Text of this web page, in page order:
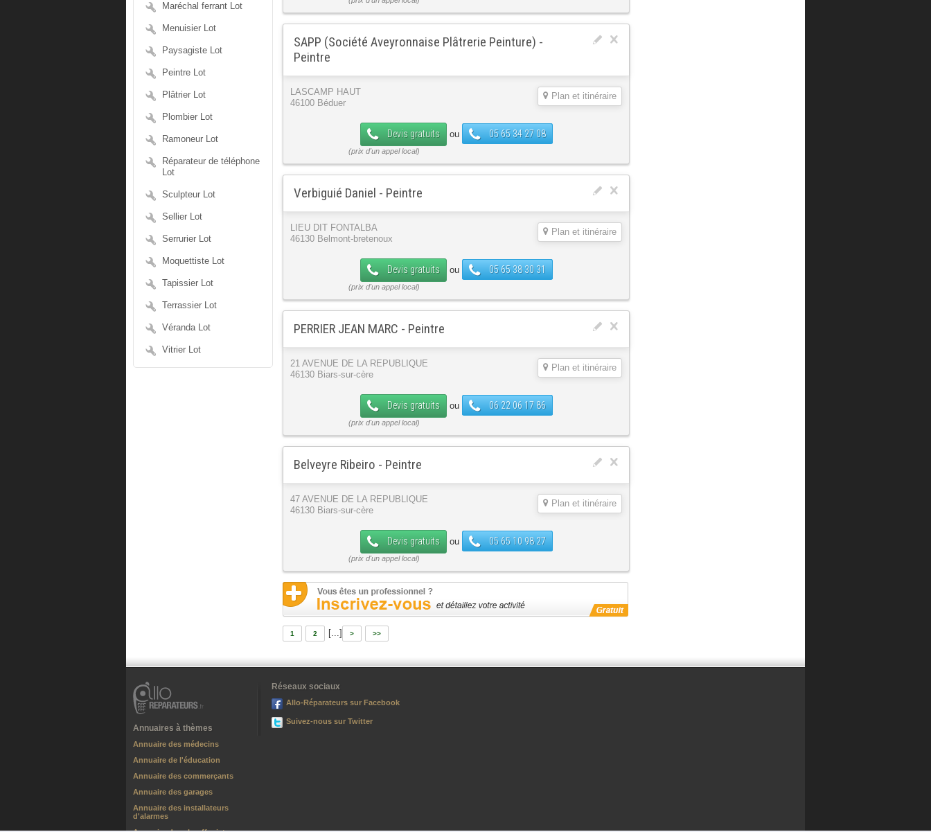
Maréchal ferrant Lot
Menuisier Lot
Paysagiste Lot
Peintre Lot
Plâtrier Lot
Plombier Lot
Ramoneur Lot
Réparateur de téléphone
Lot
Sculpteur Lot
Sellier Lot
Serrurier Lot
Moquettiste Lot
Tapissier Lot
Terrassier Lot
Véranda Lot
Vitrier Lot
SAPP (Société Aveyronnaise Plâtrerie Peinture) -
Peintre
Plan et itinéraire
LASCAMP HAUT
46100 Béduer
Devis gratuits ou 05 65 34 27 08
Verbiguié Daniel - Peintre
Plan et itinéraire
LIEU DIT FONTALBA
46130 Belmont-bretenoux
Devis gratuits ou 05 65 38 30 31
PERRIER JEAN MARC - Peintre
Plan et itinéraire
21 AVENUE DE LA REPUBLIQUE
46130 Biars-sur-cère
Devis gratuits ou 06 22 06 17 86
Belveyre Ribeiro - Peintre
Plan et itinéraire
47 AVENUE DE LA REPUBLIQUE
46130 Biars-sur-cère
Devis gratuits ou 05 65 10 98 27
1 2 [...] > >>
Annuaires à thèmes
Annuaire des médecins
Annuaire de l'éducation
Annuaire des commerçants
Annuaire des garages
Annuaire des installateurs
d'alarmes
Réseaux sociaux
Allo-Réparateurs sur Facebook
Suivez-nous sur Twitter